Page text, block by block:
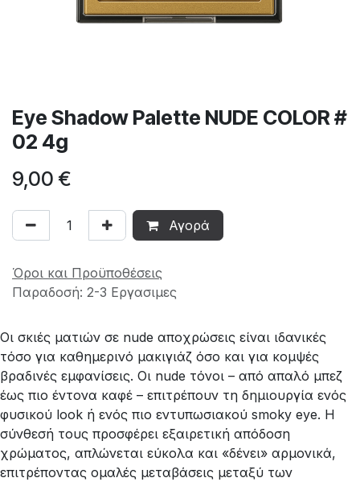
Eye Shadow Palette NUDE COLOR #
02 4g
9,00 €
Αγορά
Όροι και Προϋποθέσεις
Παραδοσή: 2-3 Εργασιμες
Οι σκιές ματιών σε nude αποχρώσεις είναι ιδανικές
τόσο για καθημερινό μακιγιάζ όσο και για κομψές
βραδινές εμφανίσεις. Οι nude τόνοι – από απαλό μπεζ
έως πιο έντονα καφέ – επιτρέπουν τη δημιουργία ενός
φυσικού look ή ενός πιο εντυπωσιακού smoky eye. Η
σύνθεσή τους προσφέρει εξαιρετική απόδοση
χρώματος, απλώνεται εύκολα και «δένει» αρμονικά,
επιτρέποντας ομαλές μεταβάσεις μεταξύ των